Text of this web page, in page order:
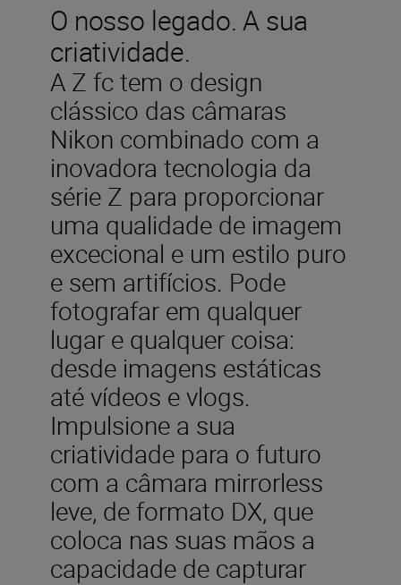
O nosso legado. A sua
criatividade.
A Z fc tem o design
clássico das câmaras
Nikon combinado com a
inovadora tecnologia da
série Z para proporcionar
uma qualidade de imagem
excecional e um estilo puro
e sem artifícios. Pode
fotografar em qualquer
lugar e qualquer coisa:
desde imagens estáticas
até vídeos e vlogs.
Impulsione a sua
criatividade para o futuro
com a câmara mirrorless
leve, de formato DX, que
coloca nas suas mãos a
capacidade de capturar